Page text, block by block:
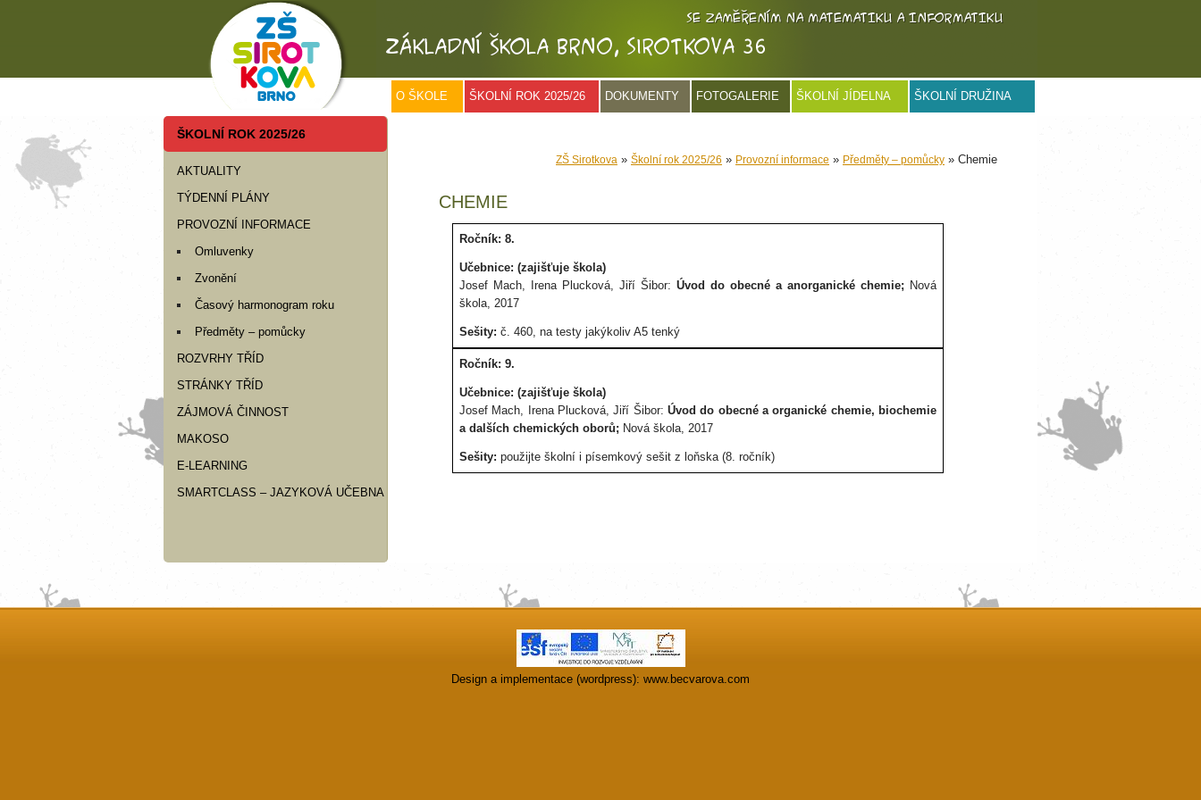
O ŠKOLE ŠKOLNÍ ROK 2025/26 DOKUMENTY FOTOGALERIE ŠKOLNÍ DRUŽINA
ŠKOLNÍ JÍDELNA
ŠKOLNÍ ROK 2025/26
AKTUALITY
TÝDENNÍ PLÁNY
PROVOZNÍ INFORMACE
Omluvenky
Zvonění
Časový harmonogram roku
Předměty – pomůcky
ROZVRHY TŘÍD
STRÁNKY TŘÍD
ZÁJMOVÁ ČINNOST
MAKOSO
E-LEARNING
SMARTCLASS – JAZYKOVÁ UČEBNA
ZŠ Sirotkova » Školní rok 2025/26 » Provozní informace » Předměty – pomůcky » Chemie
CHEMIE
Ročník: 8.
Učebnice: (zajišťuje škola)
Josef Mach, Irena Plucková, Jiří Šibor: Úvod do obecné a anorganické chemie; Nová
škola, 2017
Sešity: č. 460, na testy jakýkoliv A5 tenký
Ročník: 9.
Učebnice: (zajišťuje škola)
Josef Mach, Irena Plucková, Jiří Šibor: Úvod do obecné a organické chemie, biochemie
a dalších chemických oborů; Nová škola, 2017
Sešity: použijte školní i písemkový sešit z loňska (8. ročník)
Design a implementace (wordpress): www.becvarova.com